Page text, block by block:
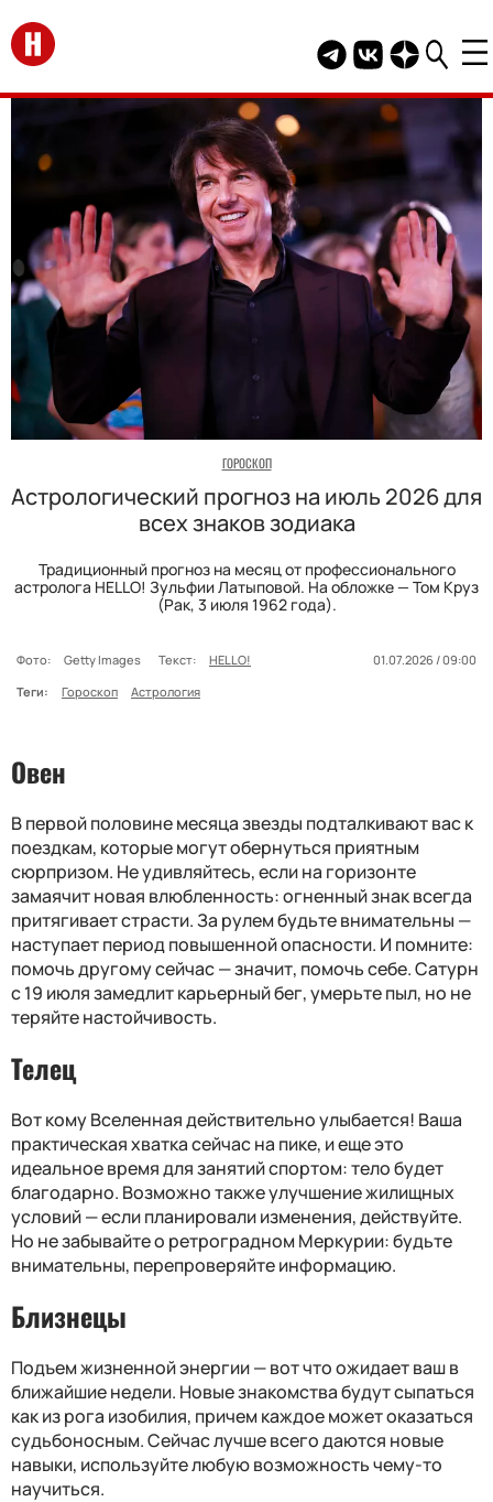
Перейти на главную
Telegram канал
Группа HELLO
Канал
ГОРОСКОП
Астрологический прогноз на июль 2026 для
всех знаков зодиака
Традиционный прогноз на месяц от профессионального
астролога HELLO! Зульфии Латыповой. На обложке — Том Круз
(Рак, 3 июля 1962 года).
Фото: Getty Images Текст: HELLO!
01.07.2026 / 09:00
Теги:
Гороскоп Астрология
Овен
В первой половине месяца звезды подталкивают вас к
поездкам, которые могут обернуться приятным
сюрпризом. Не удивляйтесь, если на горизонте
замаячит новая влюбленность: огненный знак всегда
притягивает страсти. За рулем будьте внимательны —
наступает период повышенной опасности. И помните:
помочь другому сейчас — значит, помочь себе. Сатурн
с 19 июля замедлит карьерный бег, умерьте пыл, но не
теряйте настойчивость.
Телец
Вот кому Вселенная действительно улыбается! Ваша
практическая хватка сейчас на пике, и еще это
идеальное время для занятий спортом: тело будет
благодарно. Возможно также улучшение жилищных
условий — если планировали изменения, действуйте.
Но не забывайте о ретроградном Меркурии: будьте
внимательны, перепроверяйте информацию.
Близнецы
Подъем жизненной энергии — вот что ожидает ваш в
ближайшие недели. Новые знакомства будут сыпаться
как из рога изобилия, причем каждое может оказаться
судьбоносным. Сейчас лучше всего даются новые
навыки, используйте любую возможность чему-то
научиться.